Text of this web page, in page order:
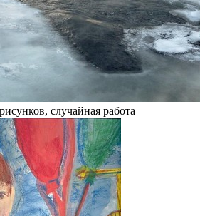
случайная работа